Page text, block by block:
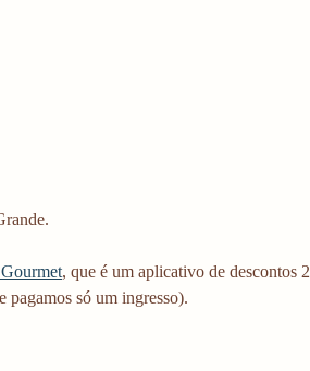
, que é um aplicativo de descontos 2
pagamos só um ingresso).